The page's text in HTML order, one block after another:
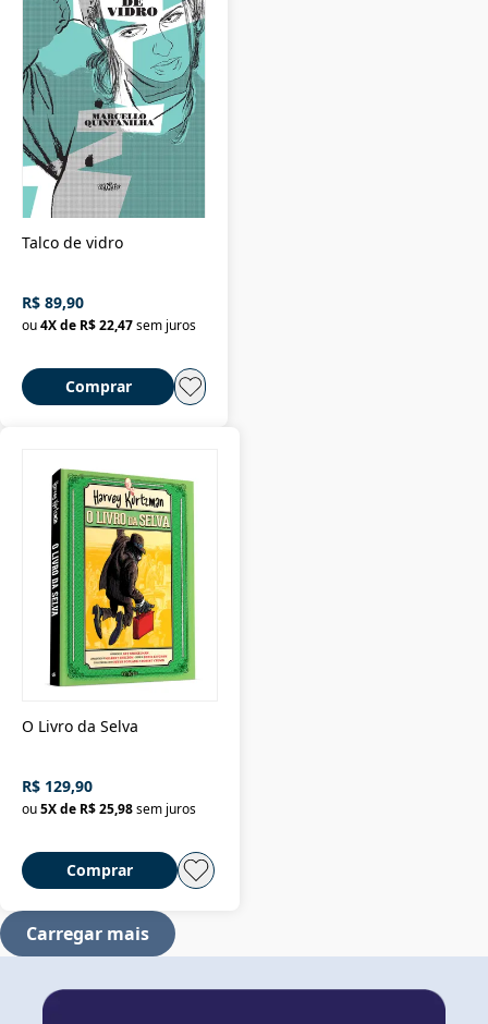
Talco de vidro
R$ 89,90
ou4X de R$ 22,47sem juros
Comprar
O Livro da Selva
R$ 129,90
ou5X de R$ 25,98sem juros
Comprar